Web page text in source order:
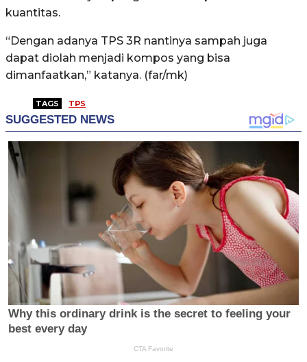
kuantitas.
“Dengan adanya TPS 3R nantinya sampah juga
dapat diolah menjadi kompos yang bisa
dimanfaatkan,” katanya. (far/mk)
TAGS TPS